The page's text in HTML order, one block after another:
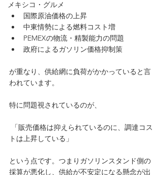
メキシコ・グルメ
国際原油価格の上昇
中東情勢による燃料コスト増
PEMEXの物流・精製能力の問題
政府によるガソリン価格抑制策
が重なり、供給網に負荷がかかっていると言
われています。
特に問題視されているのが、
トは上昇している」
という点です。つまりガソリンスタンド側の
採算が悪化し、供給が不安定になる懸念が出